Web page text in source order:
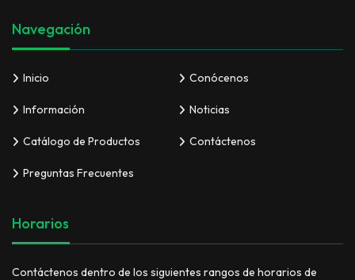
Navegación
Inicio Conócenos
Información Noticias
Catálogo de Productos Contáctenos
Preguntas Frecuentes
Horarios
Contáctenos dentro de los siguientes rangos de horarios de